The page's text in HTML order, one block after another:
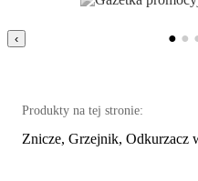
‹ ● ●
Produkty na tej stronie:
Znicze, Grzejnik, Odkurzacz